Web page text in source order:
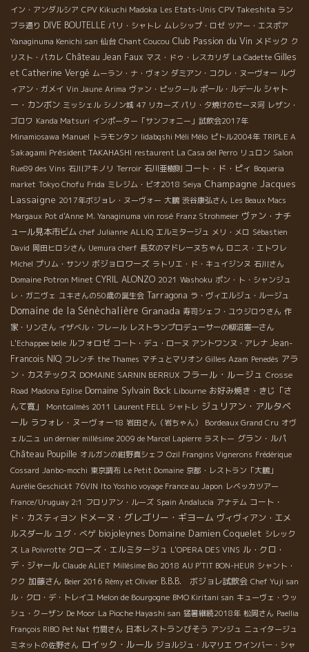
イン・アンダルシア CPV Kikuchi Madoka Les Etats-Unis CPV Takeshita ラン
ブラ通り DIVE BOUTELLE パリ・シャトレ ムレシップ・ロゼ ツアー・エスポア
Yanaginuma Kenichi san 仙台 Chant Coucou Club Passion du Vin メドック ク
リスト・パカレ Château Jean Faux マス・ドゥ・レスカリダ La Cadette Gilles
et Catherine Vergé ムーラン・ナ・ヴォン ダミアン・コクレ・ヌーヴォー ルヴ
ィアン・ガメイ Vin Jaune Arima ヴァン・ピックール ポール・ルデール シャト
ー・カンボン ミッシェル シノン城 47 リカーズ パリ・夕焼けのセーヌ河 レザン・
ゴロワ Kanda Matsuri インポーター「サンフォニー」試飲会2017年
Minamiosawa Manuel トラモンタン Iidabqshi Méli Mélo ピトル2004年 TRIPLE A
Sakagami Président TAKAHASHI restaurent La Casa del Perro リュロン Salon
Rue89 des Vins 石川アキノリ Terroir 石川亜樹則 コート・ド・ピィ Boqueria
market Tokyo Chofu Frida ミレジム・ビオ2018 Seiya Champagne Jacques
Lassaigne 2017年ボジョレ・ヌーヴォー 大鵬 渋谷康弘さん Les Beaux Macs
Margaux Pot d'Anne M. Yanaginuma vin rosé Franz Strohmeier ヴァン・ナチ
ュール見本市ビム chef Julianne ALLIQ エルミタージュ メリ・メロ Sébastien
David 岡田ヒロシさん Uemura cherf 長女のマドレーヌちゃん ロニス・エトワレ
Michel プリム・サンソ ボジョロワーズ ラトリエ・ド・キュイジンヌ 石川さん
Domaine Potron Minet CYRIL ALONZO 2021 Washoku ポン・ト・シャンジュ
レ・ガニヴェ ユキさんの50歳の誕生会 Tarragona ラ・ヴィエルジュ・ルージュ
Domaine de la Sénèchalière Granada 寿司シェフ・ユウジロウさん 作
家・リンさん イザベル・フレール レストランプロデューサーの柳沼憲一さん
L'Echappee belle ルフォロゼ コート・デュ・ローヌ アントワンヌ・アレナ Jean-
Francois NIQ フレンチ the Thames マチュとマリオン Gilles Azam Penedès アラ
ン・カステックス DOMAINE SARNIN BERRUX フラール・ルージュ Crosse
Road Madona Eglise Domaine Sylvain Bock Libourne お好み焼き・きじ「さ
んて寛」
Montcalmès 2011 Laurent FELL シャトレ ジュリアン・アルタベ
ール ラフォレ・ヌーヴォー18 岩田さん（岩ちゃん） Bordeaux Grand Cru オヴ
ェルニュ un dernier millésime 2009 de Marcel Lapierre ラストー グラン・ルパ
Château Poupille オルガンの紺野真シェフ Ozil Frangins Vignerons Frédérique
Cossard Janbo-mochi 東京調布 Le Petit Domaine 京都・レストラン「大鵬」
Aurélie Geschickt 76VIN Ito Yoshio voyage France au Japon レベッカツアー
France/Uruguay 2:1 フロリアン・ルーズ Spain Andalucia アナテム コート・
ド・カスティヨン ドメーヌ・グレゴリー・ギヨーム ヴィヴィアン・エメ
ルスダール ユグ・べゲ biojoleynes Domaine Damien Coquelet シレック
ス La Poivrotte クローズ・エルミタージュ L'OPERA DES VINS ル・クロ・
デ・ジャール Claude ALIET Millésime Bio 2018 AU P'TIT BON-HEUR シャント・
クク 加藤さん Beier 2016 Rémy et Olivier B.B.B. ボジョレ試飲会 Chef Yuji san
ル・クロ・デ・トレイユ Melon de Bourgogne BMO Kiritani san キューヴェ・ウッ
シュ・クーザン De Moor La Pioche Hayashi san 猛暑継続2018年 松岡さん Paellia
François RIBO Pet Nat 竹間さん 日本レストランびそう アンジュ ニュイタージュ
ミネットの佐野さん ロイック・ルール ジョルジュ・ルマリエ ワインバー・シャ